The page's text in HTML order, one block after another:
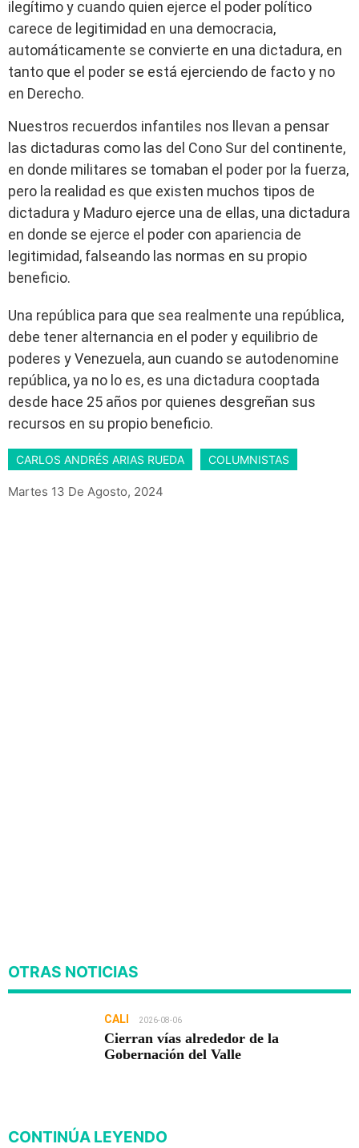
ilegítimo y cuando quien ejerce el poder político
carece de legitimidad en una democracia,
automáticamente se convierte en una dictadura, en
tanto que el poder se está ejerciendo de facto y no
en Derecho.
Nuestros recuerdos infantiles nos llevan a pensar
las dictaduras como las del Cono Sur del continente,
en donde militares se tomaban el poder por la fuerza,
pero la realidad es que existen muchos tipos de
dictadura y Maduro ejerce una de ellas, una dictadura
en donde se ejerce el poder con apariencia de
legitimidad, falseando las normas en su propio
beneficio.
Una república para que sea realmente una república,
debe tener alternancia en el poder y equilibrio de
poderes y Venezuela, aun cuando se autodenomine
república, ya no lo es, es una dictadura cooptada
desde hace 25 años por quienes desgreñan sus
recursos en su propio beneficio.
CARLOS ANDRÉS ARIAS RUEDA COLUMNISTAS
Martes 13 De Agosto, 2024
OTRAS NOTICIAS
CALI 2026-08-06
Cierran vías alrededor de la
Gobernación del Valle
CONTINÚA LEYENDO